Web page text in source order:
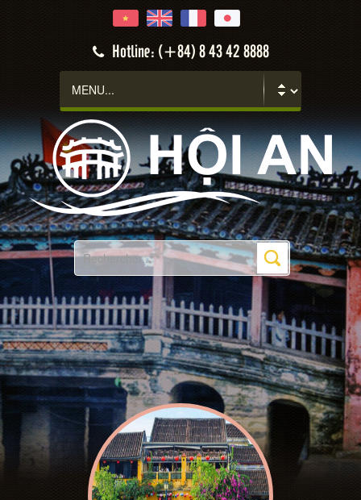
Hotline: (+84) 8 43 42 8888